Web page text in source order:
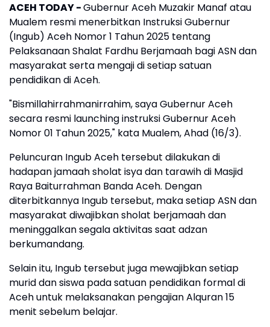
ACEH TODAY-Gubernur Aceh Muzakir Manaf atau
Mualem resmi menerbitkan Instruksi Gubernur
(Ingub) Aceh Nomor 1 Tahun 2025 tentang
Pelaksanaan Shalat Fardhu Berjamaah bagi ASN dan
masyarakat serta mengaji di setiap satuan
pendidikan di Aceh.
"Bismillahirrahmanirrahim, saya Gubernur Aceh
secara resmi launching instruksi Gubernur Aceh
Nomor 01 Tahun 2025," kata Mualem, Ahad (16/3).
Peluncuran Ingub Aceh tersebut dilakukan di
hadapan jamaah sholat isya dan tarawih di Masjid
Raya Baiturrahman Banda Aceh. Dengan
diterbitkannya Ingub tersebut, maka setiap ASN dan
masyarakat diwajibkan sholat berjamaah dan
meninggalkan segala aktivitas saat adzan
berkumandang.
Selain itu, Ingub tersebut juga mewajibkan setiap
murid dan siswa pada satuan pendidikan formal di
Aceh untuk melaksanakan pengajian Alquran 15
menit sebelum belajar.